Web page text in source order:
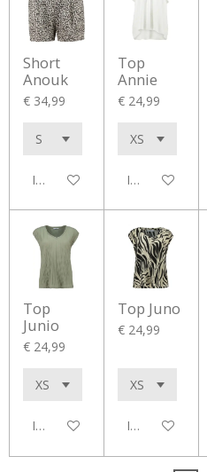
Short
Anouk
€ 34,99
In winkelwagen
Top
Annie
€ 24,99
In winkelwagen
Top
Junio
€ 24,99
In winkelwagen
Top Juno
€ 24,99
In winkelwagen